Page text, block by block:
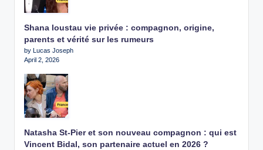
Shana loustau vie privée : compagnon, origine,
parents et vérité sur les rumeurs
by Lucas Joseph
April 2, 2026
Natasha St-Pier et son nouveau compagnon : qui est
Vincent Bidal, son partenaire actuel en 2026 ?